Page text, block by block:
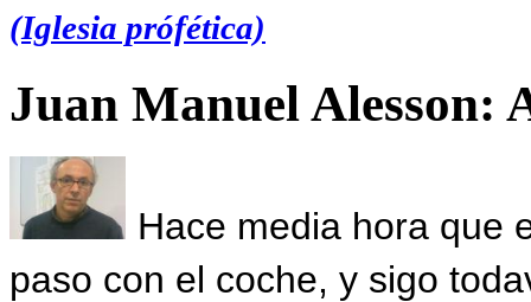
(Iglesia prófética)
Juan Manuel Alesson:
Hace media hora que
paso con el coche, y sigo